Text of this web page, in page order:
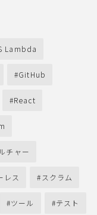
Lambda
GitHub
React
チャー
レス スクラム
ツール テスト